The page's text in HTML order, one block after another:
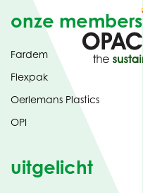
onze members
Fardem
Flexpak
Oerlemans Plastics
OPI
uitgelicht